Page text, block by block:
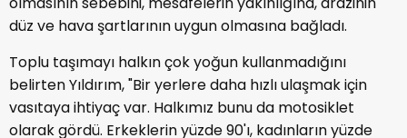
düz ve hava şartlarının uygun olmasına bağladı.
Toplu taşımayı halkın çok yoğun kullanmadığını
belirten Yıldırım, "Bir yerlere daha hızlı ulaşmak için
vasıtaya ihtiyaç var. Halkımız bunu da motosiklet
olarak gördü. Erkeklerin yüzde 90'ı, kadınların yüzde